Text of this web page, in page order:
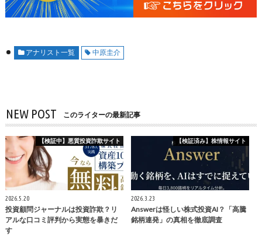
アナリスト一覧 中原圭介
NEW POST このライターの最新記事
【検証中】悪質投資詐欺サイト
2026.5.20
投資顧問ジャーナルは投資詐欺？リ
アルな口コミ評判から実態を暴きだ
す
【検証済み】株情報サイト
2026.3.23
Answerは怪しい株式投資AI？「高騰
銘柄連発」の真相を徹底調査